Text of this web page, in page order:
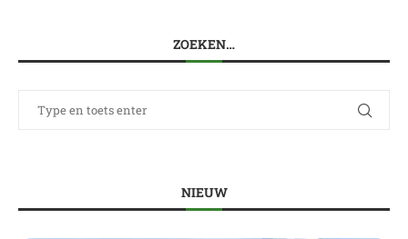
ZOEKEN…
NIEUW